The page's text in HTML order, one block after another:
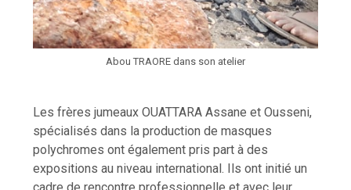
Abou TRAORE dans son atelier
Les frères jumeaux OUATTARA Assane et Ousseni,
spécialisés dans la production de masques
polychromes ont également pris part à des
expositions au niveau international. Ils ont initié un